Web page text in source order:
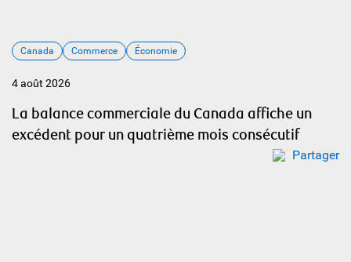
Canada Commerce Économie
4 août 2026
La balance commerciale du Canada affiche un
excédent pour un quatrième mois consécutif
Partager